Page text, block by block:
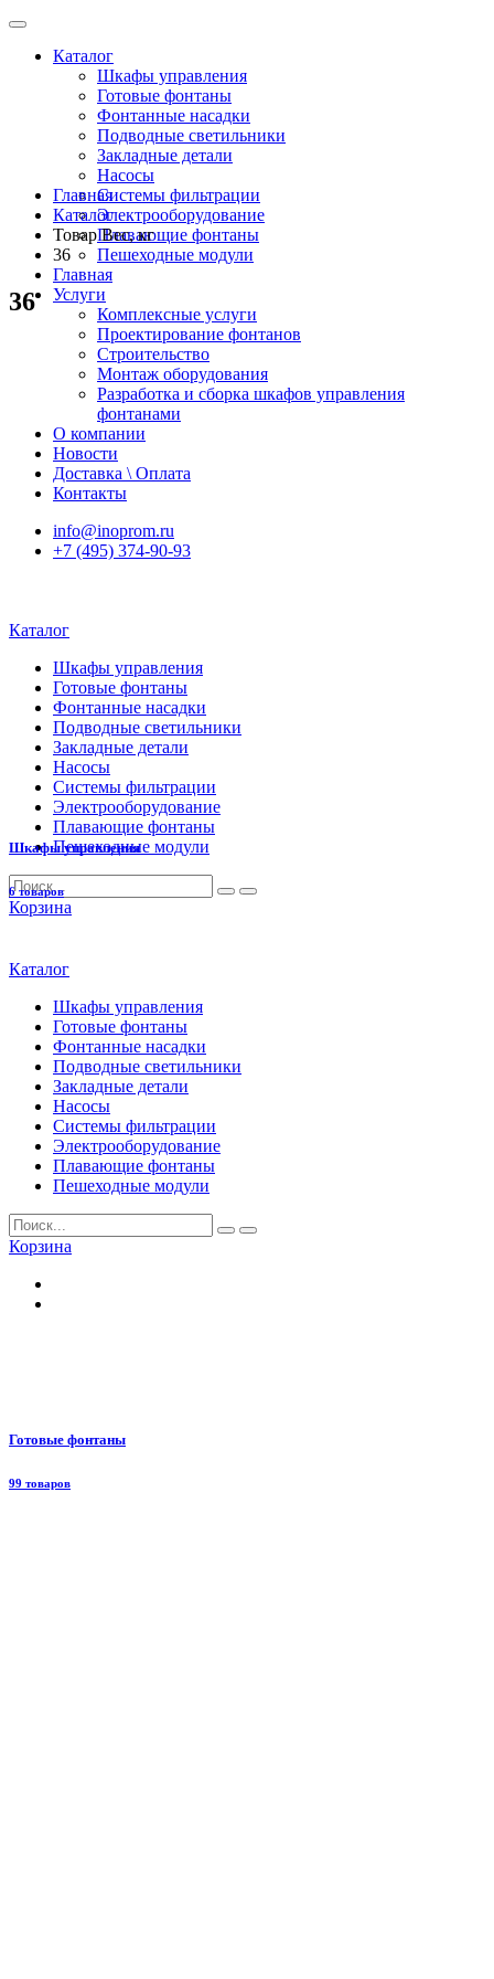
Каталог
Шкафы управления
Готовые фонтаны
Фонтанные насадки
Подводные светильники
Закладные детали
Насосы
Системы фильтрации
Электрооборудование
Плавающие фонтаны
Пешеходные модули
Главная
Услуги
Комплексные услуги
Проектирование фонтанов
Строительство
Монтаж оборудования
Разработка и сборка шкафов управления
фонтанами
О компании
Новости
Доставка \ Оплата
Контакты
info@inoprom.ru
+7 (495) 374-90-93
Каталог
Шкафы управления
Готовые фонтаны
Фонтанные насадки
Подводные светильники
Закладные детали
Насосы
Системы фильтрации
Электрооборудование
Плавающие фонтаны
Пешеходные модули
Корзина
Каталог
Шкафы управления
Готовые фонтаны
Фонтанные насадки
Подводные светильники
Закладные детали
Насосы
Системы фильтрации
Электрооборудование
Плавающие фонтаны
Пешеходные модули
Корзина
Главная
Каталог
Товар Вес, кг
36
36
Шкафы управления
6 товаров
Готовые фонтаны
99 товаров